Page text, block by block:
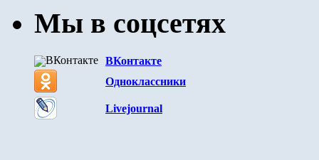
Мы в соцсетях
ВКонтакте
Одноклассники
Livejournal